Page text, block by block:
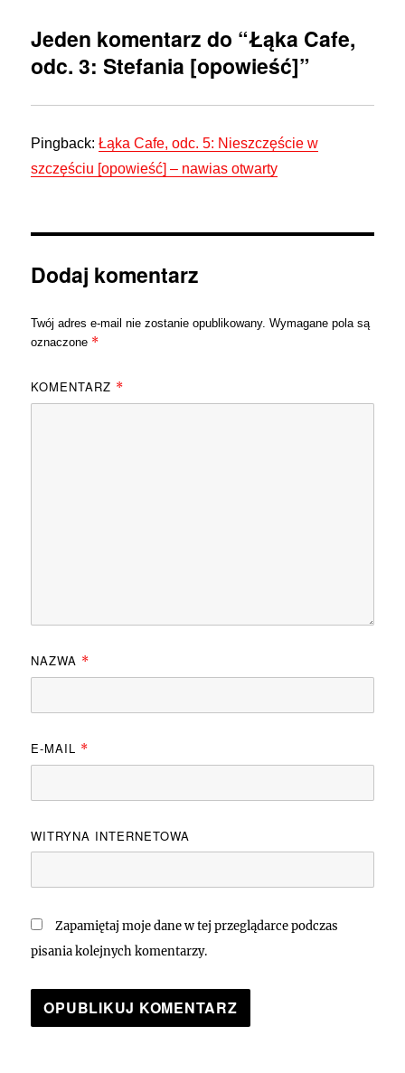
Jeden komentarz do “Łąka Cafe,
odc. 3: Stefania [opowieść]”
Pingback:Łąka Cafe, odc. 5: Nieszczęście w
szczęściu [opowieść] – nawias otwarty
Dodaj komentarz
Twój adres e-mail nie zostanie opublikowany. Wymagane pola są
oznaczone *
KOMENTARZ *
NAZWA *
E-MAIL *
WITRYNA INTERNETOWA
Zapamiętaj moje dane w tej przeglądarce podczas
pisania kolejnych komentarzy.